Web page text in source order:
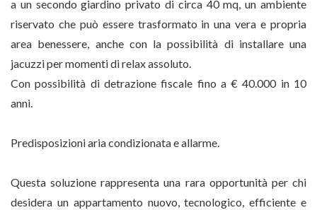
a un secondo giardino privato di circa 40 mq, un ambiente
riservato che può essere trasformato in una vera e propria
area benessere, anche con la possibilità di installare una
jacuzzi per momenti di relax assoluto.
Con possibilità di detrazione fiscale fino a € 40.000 in 10
anni.
Predisposizioni aria condizionata e allarme.
Questa soluzione rappresenta una rara opportunità per chi
desidera un appartamento nuovo, tecnologico, efficiente e